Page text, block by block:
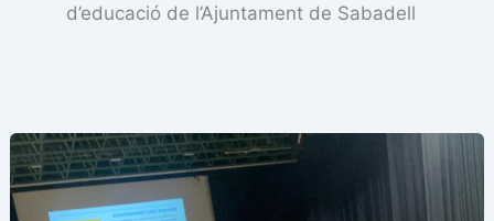
d’educació de l’Ajuntament de Sabadell